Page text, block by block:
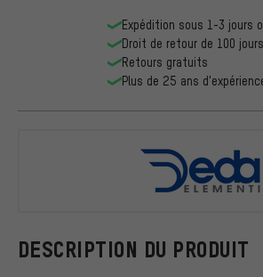
DESCRIPTION DU PRODUIT
Expédition sous 1-3 jours
Droit de retour de 100 jours
Retours gratuits
Plus de 25 ans